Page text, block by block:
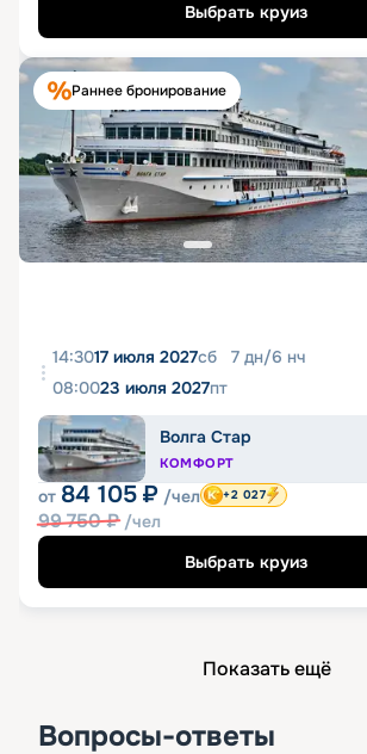
Выбрать круиз
Раннее бронирование
14:3017 июля 2027сб 7 дн/6 нч
08:0023 июля 2027пт
Волга Стар
КОМФОРТ
от 84 105 ₽ /чел
99 750₽ /чел
+2 027
Выбрать круиз
Показать ещё
Вопросы-ответы